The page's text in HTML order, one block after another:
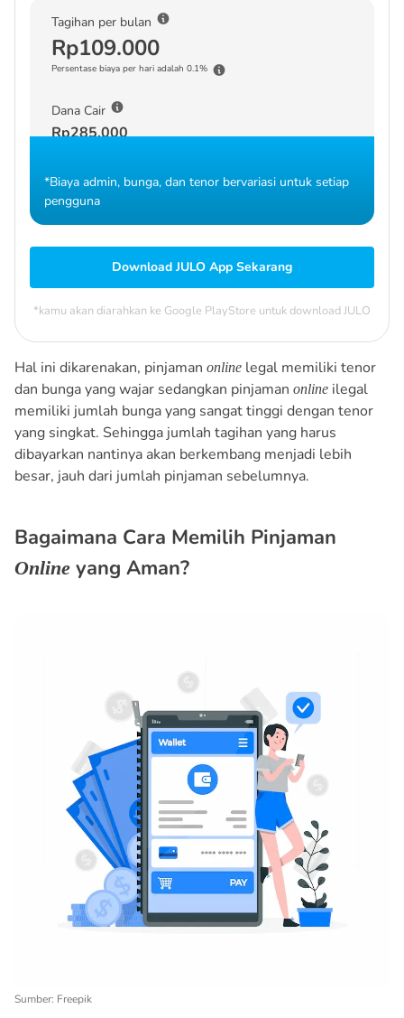
Tagihan per bulan
Rp109.000
Persentase biaya per hari adalah 0.1%
Dana Cair
Rp285.000
*Biaya admin, bunga, dan tenor bervariasi untuk setiap
pengguna
Download JULO App Sekarang
*kamu akan diarahkan ke Google PlayStore untuk download JULO
Hal ini dikarenakan, pinjaman online legal memiliki tenor
dan bunga yang wajar sedangkan pinjaman online ilegal
memiliki jumlah bunga yang sangat tinggi dengan tenor
yang singkat. Sehingga jumlah tagihan yang harus
dibayarkan nantinya akan berkembang menjadi lebih
besar, jauh dari jumlah pinjaman sebelumnya.
Bagaimana Cara Memilih Pinjaman
Online yang Aman?
Sumber: Freepik